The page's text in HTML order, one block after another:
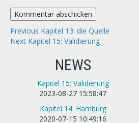
Beitragsnavigation
Previous Previous
post:
Kapitel 13: die Quelle
Next Next
Kapitel 15: Validierung
NEWS
Kapitel 15: Validierung
2023-08-27 15:58:47
Kapitel 14: Hamburg
2020-07-15 10:49:16